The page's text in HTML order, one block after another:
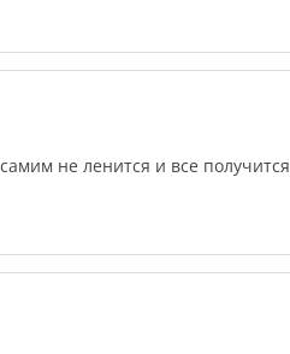
не ленится и все получится